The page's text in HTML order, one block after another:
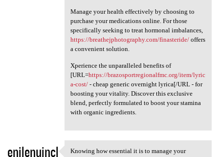
Manage your health effectively by choosing to
purchase your medications online. For those
specifically seeking to treat hormonal imbalances,
https://breathejphotography.com/finasteride/offers
a convenient solution.
Xperience the unparalleled benefits of
[URL=https://brazosportregionalfmc.org/item/lyric
a-cost/- cheap generic overnight lyrica[/URL - for
boosting your vitality. Discover this exclusive
blend, perfectly formulated to boost your stamina
with organic ingredients.
enilenujncl
Knowing how essential it is to manage your